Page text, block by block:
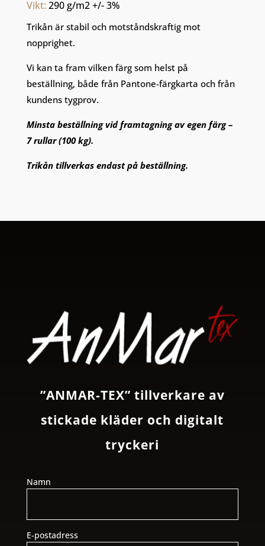
Vikt: 290 g/m2 +/- 3%
Trikån är stabil och motståndskraftig mot
nopprighet.
Vi kan ta fram vilken färg som helst på
beställning, både från Pantone-färgkarta och från
kundens tygprov.
Minsta beställning vid framtagning av egen färg –
7 rullar (100 kg).
Trikån tillverkas endast på beställning.
”ANMAR-TEX” tillverkare av
stickade kläder och digitalt
tryckeri
Namn
E-postadress